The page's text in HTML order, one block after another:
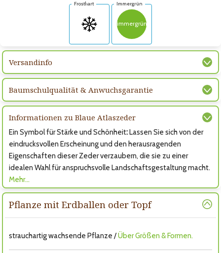
Frosthart Immergrün
immergrün
Versandinfo
Baumschulqualität & Anwuchsgarantie
Informationen zu Blaue Atlaszeder
Ein Symbol für Stärke und Schönheit: Lassen Sie sich von der
eindrucksvollen Erscheinung und den herausragenden
Eigenschaften dieser Zeder verzaubern, die sie zu einer
idealen Wahl für anspruchsvolle Landschaftsgestaltung macht.
Mehr…
Pflanze mit Erdballen oder Topf
strauchartig wachsende Pflanze /Über Größen & Formen.